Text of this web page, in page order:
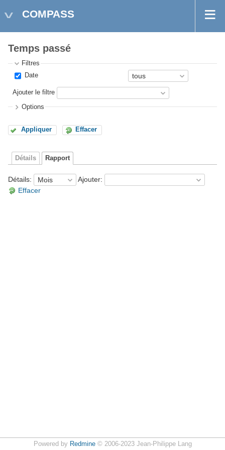
COMPASS
Temps passé
Filtres
Date
Ajouter le filtre
Options
Appliquer Effacer
Détails Rapport
Détails: Ajouter:
Effacer
Powered by Redmine© 2006-2023 Jean-Philippe Lang